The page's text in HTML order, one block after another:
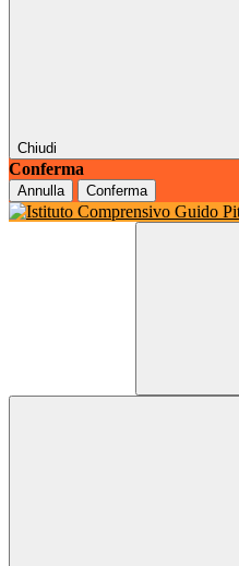
Chiudi
Conferma
Annulla Conferma